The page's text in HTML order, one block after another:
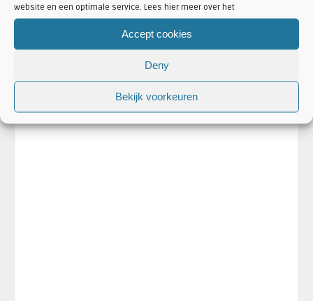
website en een optimale service. Lees hier meer over het
Accept cookies
Deny
Bekijk voorkeuren